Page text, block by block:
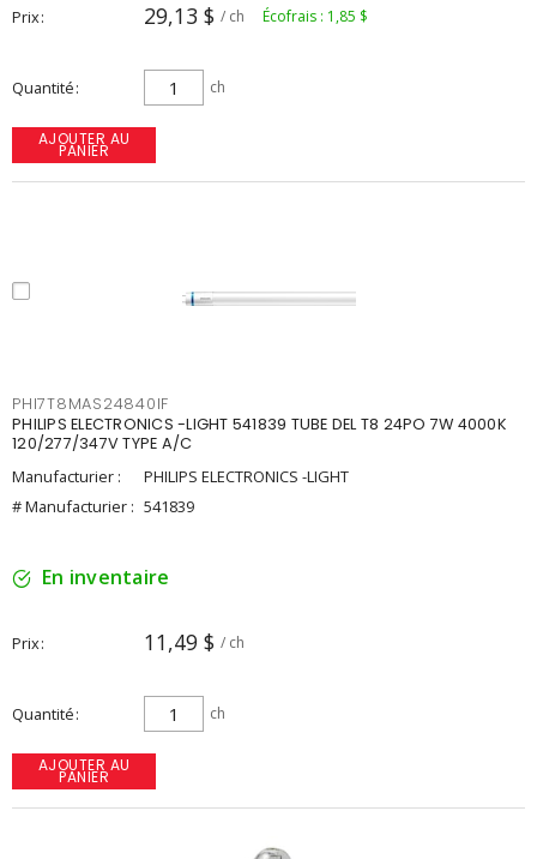
Prix 29,13 $ / ch Écofrais : 1,85 $
Quantité ch
AJOUTER AU
PANIER
PHI7T8MAS24840IF
PHILIPS ELECTRONICS -LIGHT 541839 TUBE DEL T8 24PO 7W 4000K
120/277/347V TYPE A/C
Manufacturier :
PHILIPS ELECTRONICS -LIGHT
# Manufacturier : 541839
En inventaire
Prix 11,49 $ / ch
Quantité ch
AJOUTER AU
PANIER